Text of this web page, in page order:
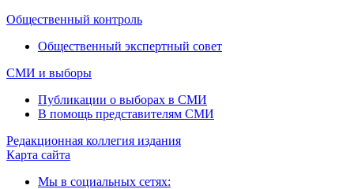
Общественный контроль
Общественный экспертный совет
СМИ и выборы
Публикации о выборах в СМИ
В помощь представителям СМИ
Редакционная коллегия издания
Карта сайта
Мы в социальных сетях: